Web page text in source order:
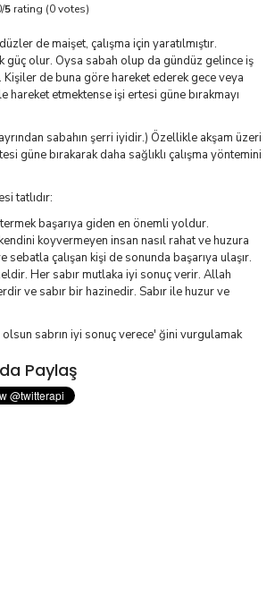
5 rating (0 votes)
de maişet, çalışma için yaratılmıştır.
güç olur. Oysa sabah olup da gündüz gelince iş
Kişiler de buna göre hareket ederek gece veya
hareket etmektense işi ertesi güne bırakmayı
sabahın şerri iyidir.) Özellikle akşam üzeri
güne bırakarak daha sağlıklı çalışma yöntemini
tatlıdır:
başarıya giden en önemli yoldur.
koyvermeyen insan nasıl rahat ve huzura
sebatla çalışan kişi de sonunda başarıya ulaşır.
Her sabır mutlaka iyi sonuç verir. Allah
ve sabır bir hazinedir. Sabır ile huzur ve
sabrın iyi sonuç verece' ğini vurgulamak
Paylaş